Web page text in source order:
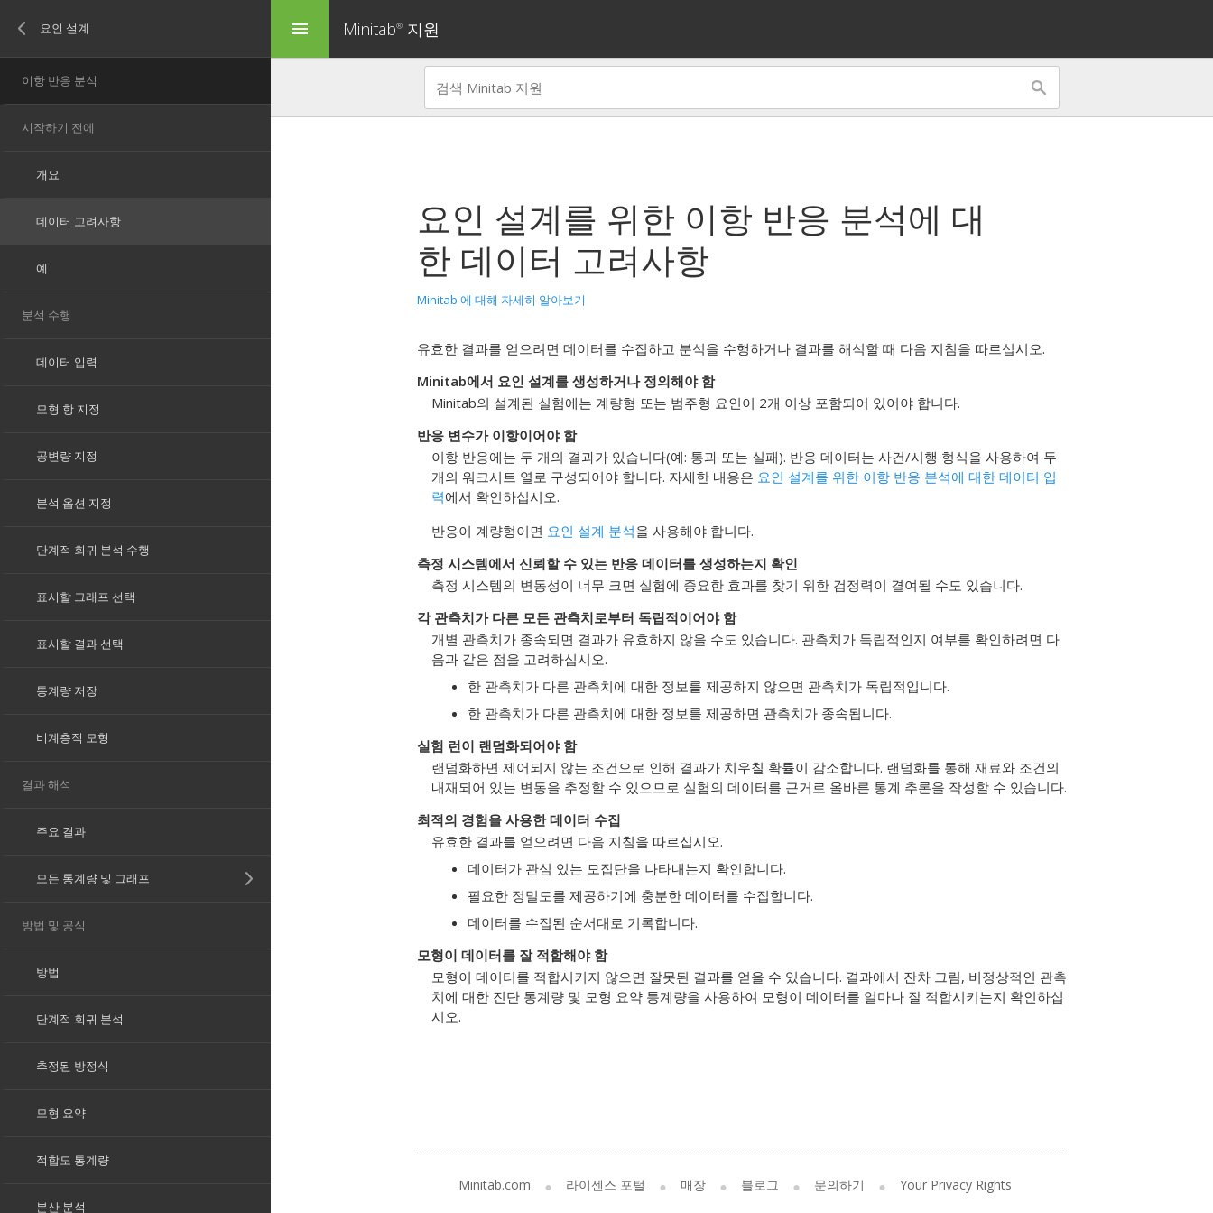
menu Minitab® 지원
요인 설계를 위한 이항 반응 분석에 대
한 데이터 고려사항
Minitab 에 대해 자세히 알아보기
유효한 결과를 얻으려면 데이터를 수집하고 분석을 수행하거나 결과를 해석할 때 다음 지침을 따르십시오.
Minitab에서 요인 설계를 생성하거나 정의해야 함
Minitab의 설계된 실험에는 계량형 또는 범주형 요인이 2개 이상 포함되어 있어야 합니다.
반응 변수가 이항이어야 함
이항 반응에는 두 개의 결과가 있습니다(예: 통과 또는 실패). 반응 데이터는 사건/시행 형식을 사용하여 두
개의 워크시트 열로 구성되어야 합니다. 자세한 내용은 요인 설계를 위한 이항 반응 분석에 대한 데이터 입
력에서 확인하십시오.
반응이 계량형이면 요인 설계 분석을 사용해야 합니다.
측정 시스템에서 신뢰할 수 있는 반응 데이터를 생성하는지 확인
측정 시스템의 변동성이 너무 크면 실험에 중요한 효과를 찾기 위한 검정력이 결여될 수도 있습니다.
각 관측치가 다른 모든 관측치로부터 독립적이어야 함
개별 관측치가 종속되면 결과가 유효하지 않을 수도 있습니다. 관측치가 독립적인지 여부를 확인하려면 다
음과 같은 점을 고려하십시오.
한 관측치가 다른 관측치에 대한 정보를 제공하지 않으면 관측치가 독립적입니다.
한 관측치가 다른 관측치에 대한 정보를 제공하면 관측치가 종속됩니다.
실험 런이 랜덤화되어야 함
랜덤화하면 제어되지 않는 조건으로 인해 결과가 치우칠 확률이 감소합니다. 랜덤화를 통해 재료와 조건의
내재되어 있는 변동을 추정할 수 있으므로 실험의 데이터를 근거로 올바른 통계 추론을 작성할 수 있습니다.
최적의 경험을 사용한 데이터 수집
유효한 결과를 얻으려면 다음 지침을 따르십시오.
데이터가 관심 있는 모집단을 나타내는지 확인합니다.
필요한 정밀도를 제공하기에 충분한 데이터를 수집합니다.
데이터를 수집된 순서대로 기록합니다.
모형이 데이터를 잘 적합해야 함
모형이 데이터를 적합시키지 않으면 잘못된 결과를 얻을 수 있습니다. 결과에서 잔차 그림, 비정상적인 관측
치에 대한 진단 통계량 및 모형 요약 통계량을 사용하여 모형이 데이터를 얼마나 잘 적합시키는지 확인하십
시오.
Minitab.com 라이센스 포털 매장 블로그 문의하기 Your Privacy Rights